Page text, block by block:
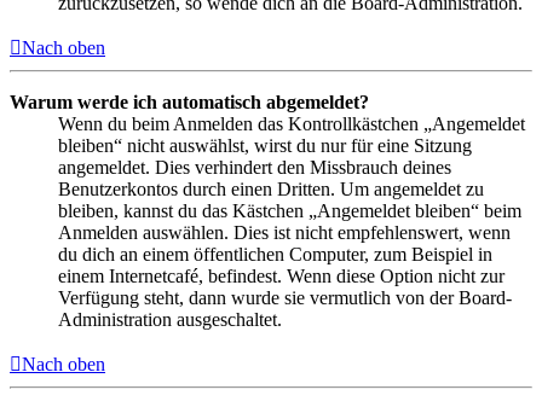
Nach oben
Warum werde ich automatisch abgemeldet?
Wenn du beim Anmelden das Kontrollkästchen „Angemeldet
bleiben“ nicht auswählst, wirst du nur für eine Sitzung
angemeldet. Dies verhindert den Missbrauch deines
Benutzerkontos durch einen Dritten. Um angemeldet zu
bleiben, kannst du das Kästchen „Angemeldet bleiben“ beim
Anmelden auswählen. Dies ist nicht empfehlenswert, wenn
du dich an einem öffentlichen Computer, zum Beispiel in
einem Internetcafé, befindest. Wenn diese Option nicht zur
Verfügung steht, dann wurde sie vermutlich von der Board-
Administration ausgeschaltet.
Nach oben